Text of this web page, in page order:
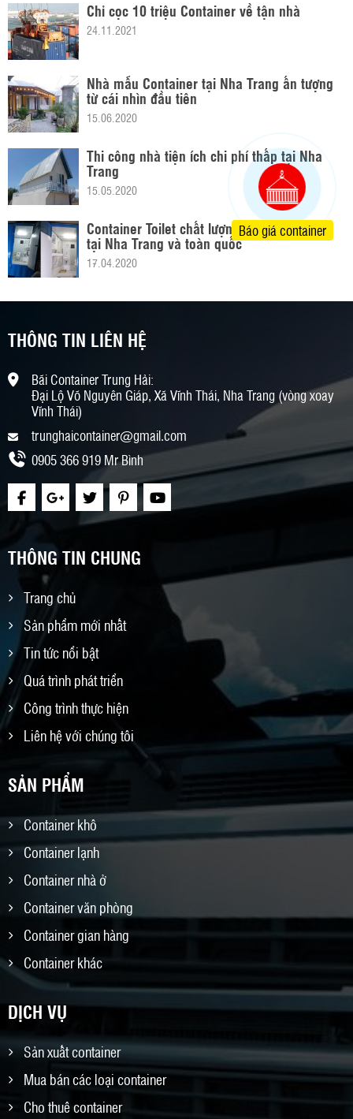
Chỉ cọc 10 triệu Container về tận nhà
24.11.2021
Nhà mẫu Container tại Nha Trang ấn tượng
từ cái nhìn đầu tiên
15.06.2020
Thi công nhà tiện ích chi phí thấp tại Nha
Trang
15.05.2020
Container Toilet chất lượng, thi công nhanh
tại Nha Trang và toàn quốc
17.04.2020
THÔNG TIN LIÊN HỆ
Bãi Container Trung Hải:
Đại Lộ Võ Nguyên Giáp, Xã Vĩnh Thái, Nha Trang (vòng xoay
Vĩnh Thái)
trunghaicontainer@gmail.com
0905 366 919 Mr Bình
THÔNG TIN CHUNG
Trang chủ
Sản phẩm mới nhất
Tin tức nổi bật
Quá trình phát triển
Công trình thực hiện
Liên hệ với chúng tôi
SẢN PHẨM
Container khô
Container lạnh
Container nhà ở
Container văn phòng
Container gian hàng
Container khác
DỊCH VỤ
Sản xuất container
Mua bán các loại container
Cho thuê container
Báo giá container